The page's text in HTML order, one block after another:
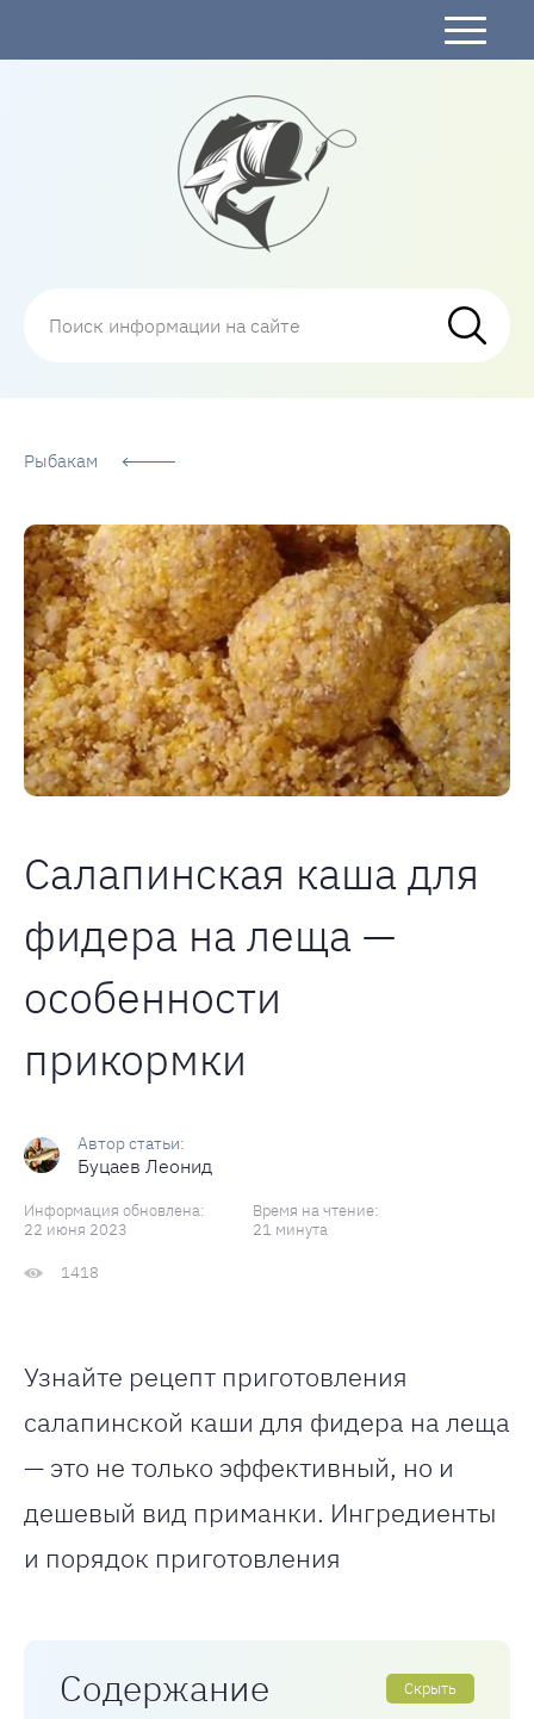
Рыбакам
Салапинская каша для
фидера на леща —
особенности
прикормки
Буцаев Леонид
Информация обновлена:
22 июня 2023
Время на чтение:
21 минута
1418
Узнайте рецепт приготовления
салапинской каши для фидера на леща
— это не только эффективный, но и
дешевый вид приманки. Ингредиенты
и порядок приготовления
Содержание Скрыть